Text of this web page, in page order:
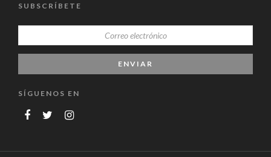
SUBSCRÍBETE
SÍGUENOS EN